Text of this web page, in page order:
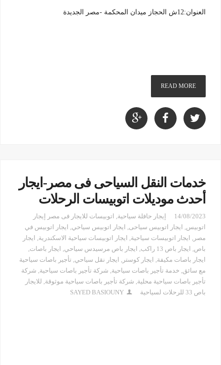
العنوان:12ش الحجاز ميدان المحكمة -مصر الجديدة
READ MORE
خدمات النقل السياحى فى مصر-ايجار
أحدث موديلات اتوبيسات الرحلات
14/08/2023 إيجار حافلة سياحية, اتوبيسات للايجار فى مصر إيجار
اتوبيس, ايجار اتوبيس سياحى, ايجار اتوبيس سياحي, ايجار اتوبيس في
مصر , ايجار اتوبيسات سياحية, ايجار اتوبيسات سياحية الاسكندرية, ايجار
باص, ايجار باص 13 راكب , ايجار باص مرسيدس سياحي, ايجار باصات,
ايجار باصات مكيفة, ايجار كوستر , ايجار نقل سياحي, تأجير باصات سياحية
مع سائق, خدمة تأجير باصات سياحية, شركة تأجير باصات سياحية, شركة
تأجير باصات سياحية محلية, شركة تأجير باصات سياحية موثوقة, للايجار
باص 33 للرحلات لسياحية
SAYED BASIOUNY